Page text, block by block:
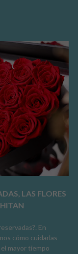
LAS FLORES
En
cómo cuidarlas
mayor tiempo